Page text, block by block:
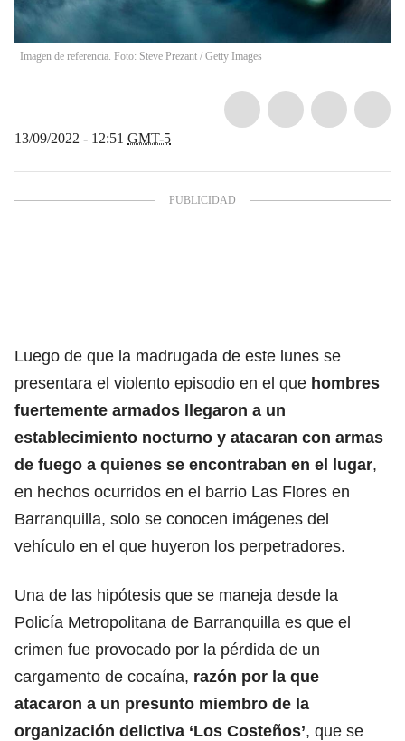
Imagen de referencia. Foto: Steve Prezant / Getty Images
13/09/2022 - 12:51 GMT-5
Luego de que la madrugada de este lunes se
presentara el violento episodio en el que hombres
fuertemente armados llegaron a un
establecimiento nocturno y atacaran con armas
de fuego a quienes se encontraban en el lugar,
en hechos ocurridos en el barrio Las Flores en
Barranquilla, solo se conocen imágenes del
vehículo en el que huyeron los perpetradores.
Una de las hipótesis que se maneja desde la
Policía Metropolitana de Barranquilla es que el
crimen fue provocado por la pérdida de un
cargamento de cocaína, razón por la que
atacaron a un presunto miembro de la
organización delictiva ‘Los Costeños’, que se